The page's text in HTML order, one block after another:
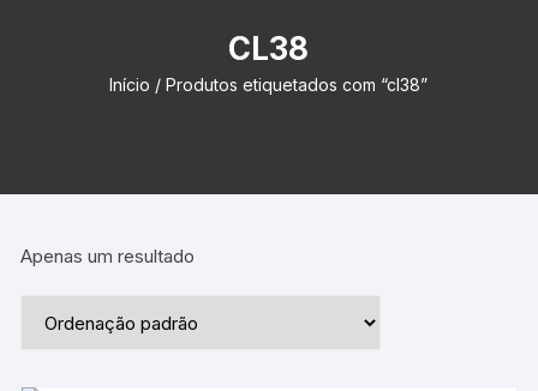
CL38
Início / Produtos etiquetados com “cl38”
Apenas um resultado